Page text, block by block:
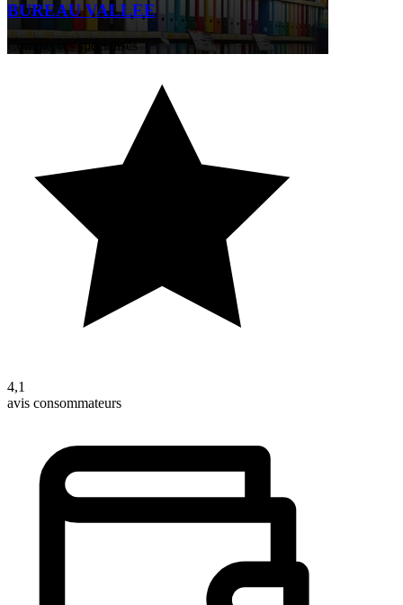
BUREAU VALLEE
Commerces spécialisés
4,1
avis consommateurs